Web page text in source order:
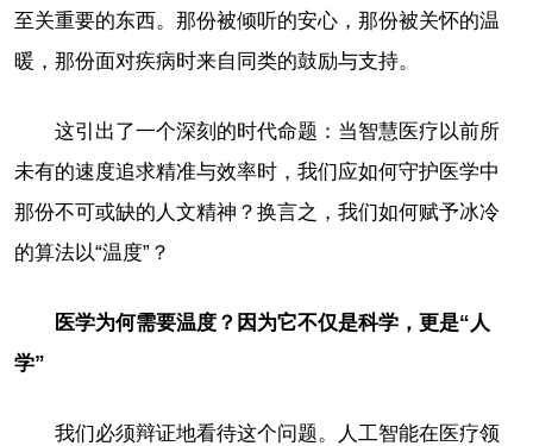
至关重要的东西。那份被倾听的安心，那份被关怀的温
暖，那份面对疾病时来自同类的鼓励与支持。
这引出了一个深刻的时代命题：当智慧医疗以前所
未有的速度追求精准与效率时，我们应如何守护医学中
那份不可或缺的人文精神？换言之，我们如何赋予冰冷
的算法以“温度”？
医学为何需要温度？因为它不仅是科学，更是“人
学”
我们必须辩证地看待这个问题。人工智能在医疗领